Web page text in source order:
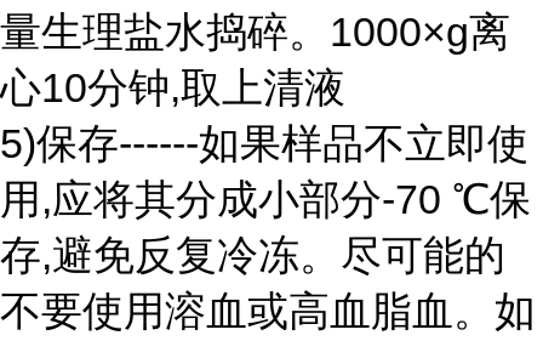
量生理盐水捣碎。1000×g离
心10分钟,取上清液
5)保存------如果样品不立即使
用,应将其分成小部分-70 ℃保
存,避免反复冷冻。尽可能的
不要使用溶血或高血脂血。如